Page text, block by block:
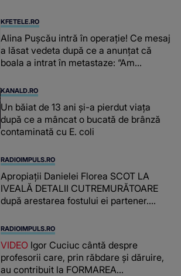
KFETELE.RO
Alina Pușcău intră în operație! Ce mesaj
a lăsat vedeta după ce a anunțat că
boala a intrat în metastaze: “Am
KANALD.RO
Un băiat de 13 ani și-a pierdut viața
după ce a mâncat o bucată de brânză
contaminată cu E. coli
RADIOIMPULS.RO
Apropiații Danielei Florea SCOT LA
IVEALĂ DETALII CUTREMURĂTOARE
după arestarea fostului ei partener.
românca ucisă în Italia și ascunsă în
lada unui pat: " Îmi pare rău că nu am
reușit să fac mai mult pentru ea și..."
RADIOIMPULS.RO
VIDEO Igor Cuciuc cântă despre
profesorii care, prin răbdare și dăruire,
au contribuit la FORMAREA